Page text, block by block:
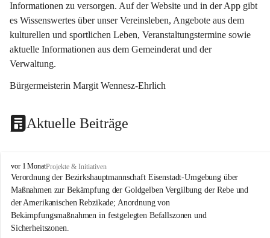
Informationen zu versorgen. Auf der Website und in der App gibt
es Wissenswertes über unser Vereinsleben, Angebote aus dem
kulturellen und sportlichen Leben, Veranstaltungstermine sowie
aktuelle Informationen aus dem Gemeinderat und der
Verwaltung.
Bürgermeisterin Margit Wennesz-Ehrlich
Aktuelle Beiträge
O
s
l
i
p
vor 1 MonatProjekte & Initiativen
Verordnung der Bezirkshauptmannschaft Eisenstadt-Umgebung über
Maßnahmen zur Bekämpfung der Goldgelben Vergilbung der Rebe und
der Amerikanischen Rebzikade; Anordnung von
Bekämpfungsmaßnahmen in festgelegten Befallszonen und
Sicherheitszonen.